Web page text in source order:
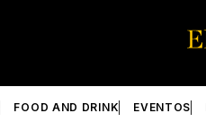
FOOD AND DRINK EVENTOS